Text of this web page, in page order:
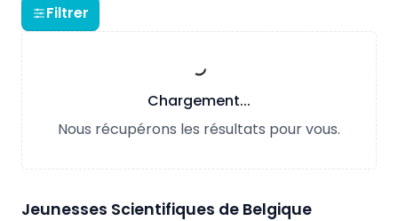
Filtrer
Chargement...
Nous récupérons les résultats pour vous.
Jeunesses Scientifiques de Belgique